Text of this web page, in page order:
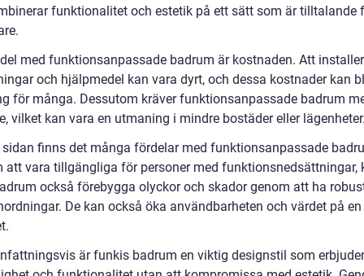
funktionalitet och estetik på ett sätt som är tilltalande
med funktionsanpassade badrum är kostnaden. Att
och hjälpmedel kan vara dyrt, och dessa kostnader kan
för många. Dessutom kräver funktionsanpassade badrum
vilket kan vara en utmaning i mindre bostäder eller
sidan finns det många fördelar med funktionsanpassade
att vara tillgängliga för personer med funktionsnedsättningar,
också förebygga olyckor och skador genom att ha
De kan också öka användbarheten och värdet på en
är funkis badrum en viktig designstil som erbjuder